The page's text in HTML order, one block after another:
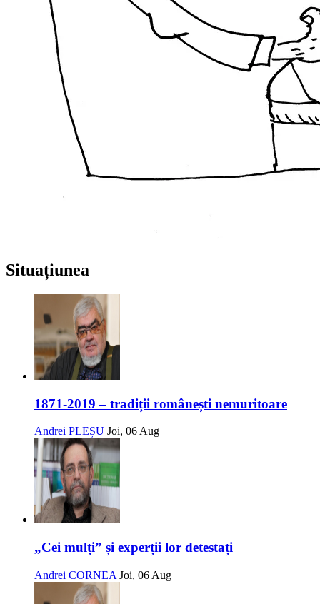
Situațiunea
1871-2019 – tradiții românești nemuritoare
Andrei PLEȘU Joi, 06 Aug
„Cei mulți” și experții lor detestați
Andrei CORNEA Joi, 06 Aug